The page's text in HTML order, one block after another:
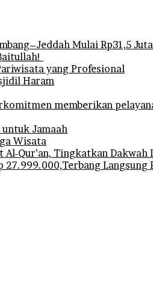
Mulai Rp31,5 Juta
yang Profesional
Haram
memberikan
Jamaah
Wisata
Al-Qur’an, Tingkatkan
Langsung